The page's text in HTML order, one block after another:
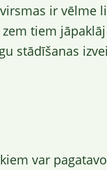
virsmas ir vēlme
tiem
stādīšanas
var